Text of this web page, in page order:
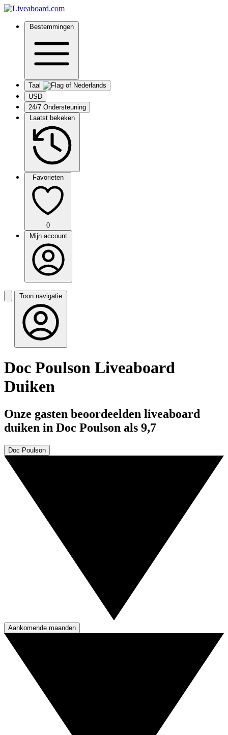
Bestemmingen
Taal
USD
24/7 Ondersteuning
Laatst bekeken
Favorieten
0
Mijn account
Toon navigatie
Doc Poulson Liveaboard
Duiken
Onze gasten beoordeelden liveaboard
duiken in Doc Poulson als 9,7
Doc Poulson
Aankomende maanden